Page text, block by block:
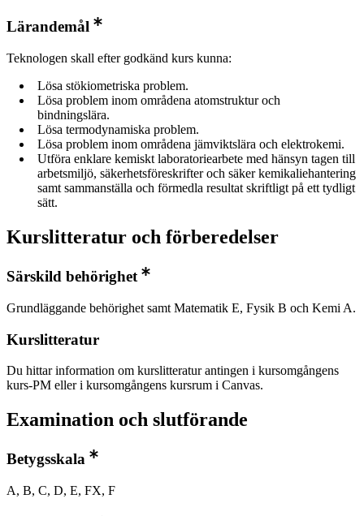
Lärandemål
Teknologen skall efter godkänd kurs kunna:
Lösa stökiometriska problem.
Lösa problem inom områdena atomstruktur och
bindningslära.
Lösa termodynamiska problem.
Lösa problem inom områdena jämviktslära och elektrokemi.
Utföra enklare kemiskt laboratoriearbete med hänsyn tagen till
arbetsmiljö, säkerhetsföreskrifter och säker kemikaliehantering
samt sammanställa och förmedla resultat skriftligt på ett tydligt
sätt.
Kurslitteratur och förberedelser
Särskild behörighet
Grundläggande behörighet samt Matematik E, Fysik B och Kemi A.
Kurslitteratur
Du hittar information om kurslitteratur antingen i kursomgångens
kurs-PM eller i kursomgångens kursrum i Canvas.
Examination och slutförande
Betygsskala
A, B, C, D, E, FX, F